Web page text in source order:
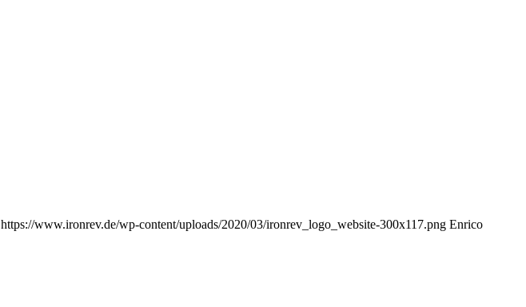
https://www.ironrev.de/wp-content/uploads/2020/03/ironrev_logo_website-300x117.png Enrico